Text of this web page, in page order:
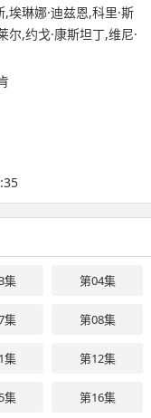
埃琳娜·迪兹恩,科里·斯
尔,约戈·康斯坦丁,维尼·
集 第04集
集 第08集
集 第12集
集 第16集